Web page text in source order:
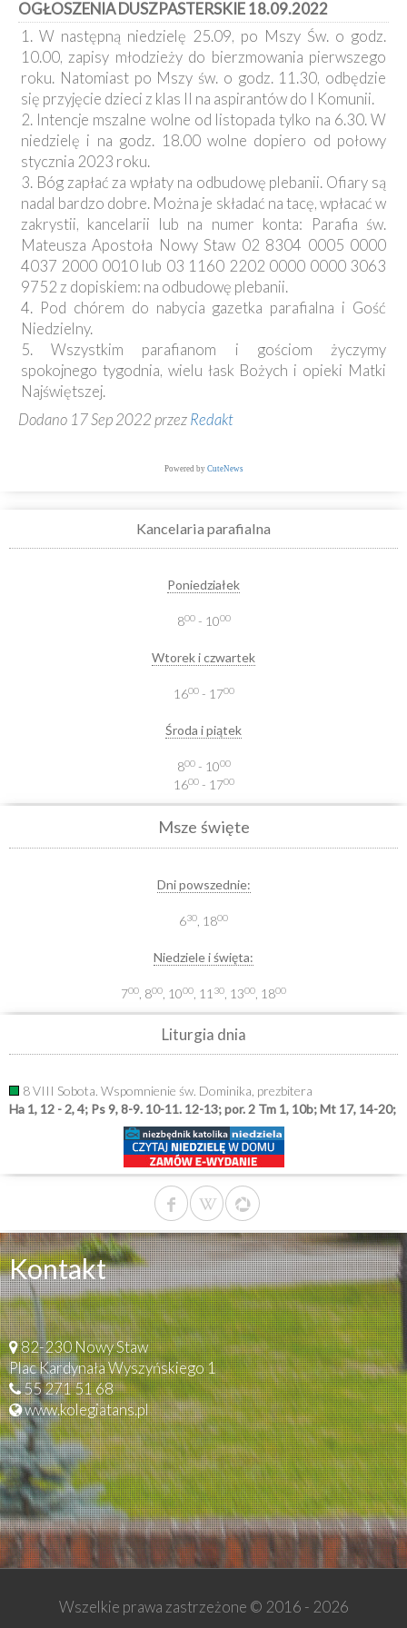
Kancelaria
Galeria
Dekanat
Nowy
Staw
Kapituła
Kolegiacka
Duszpasterze
Polecane
strony
Ochrona
Małoletnich
OGŁOSZENIA DUSZPASTERSKIE 18.09.2022
1. W następną niedzielę 25.09, po Mszy Św. o godz.
10.00, zapisy młodzieży do bierzmowania pierwszego
roku. Natomiast po Mszy św. o godz. 11.30, odbędzie
się przyjęcie dzieci z klas II na aspirantów do I Komunii.
2. Intencje mszalne wolne od listopada tylko na 6.30. W
niedzielę i na godz. 18.00 wolne dopiero od połowy
stycznia 2023 roku.
3. Bóg zapłać za wpłaty na odbudowę plebanii. Ofiary są
nadal bardzo dobre. Można je składać na tacę, wpłacać w
zakrystii, kancelarii lub na numer konta: Parafia św.
Mateusza Apostoła Nowy Staw 02 8304 0005 0000
4037 2000 0010 lub 03 1160 2202 0000 0000 3063
9752 z dopiskiem: na odbudowę plebanii.
4. Pod chórem do nabycia gazetka parafialna i Gość
Niedzielny.
5. Wszystkim parafianom i gościom życzymy
spokojnego tygodnia, wielu łask Bożych i opieki Matki
Najświętszej.
Dodano 17 Sep 2022 przezRedakt
Powered by CuteNews
Kancelaria parafialna
Poniedziałek
800- 1000
Wtorek i czwartek
1600- 1700
Środa i piątek
800- 1000
1600- 1700
Msze święte
Dni powszednie:
630 , 1800
Niedziele i święta:
700 , 800 , 1000 , 11 30 , 1300 , 1800
Liturgia dnia
8 VIII Sobota. Wspomnienie św. Dominika, prezbitera
Ha 1, 12 - 2, 4; Ps 9, 8-9. 10-11. 12-13; por. 2 Tm 1, 10b; Mt 17, 14-20;
Kontakt
82-230 Nowy Staw
Plac Kardynała Wyszyńskiego 1
55 271 51 68
www.kolegiatans.pl
Wszelkie prawa zastrzeżone © 2016 - 2026